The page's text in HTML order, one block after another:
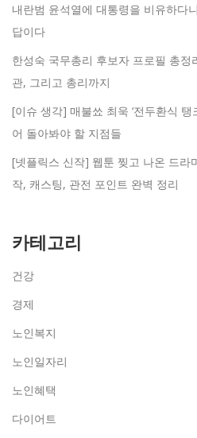
내란범 윤석열에 대통령을 비유하다
답이다
한성숙 국무총리 후보자 프로필 총정
관, 그리고 총리까지
[이슈 생각] 매불쑈 최욱 ‘전두환식 탱
어 돌아봐야 할 지점들
[넷플릭스 신작] 웹툰 찢고 나온 드라
작, 캐스팅, 관전 포인트 완벽 정리
카테고리
건강
경제
노인복지
노인일자리
노인혜택
다이어트